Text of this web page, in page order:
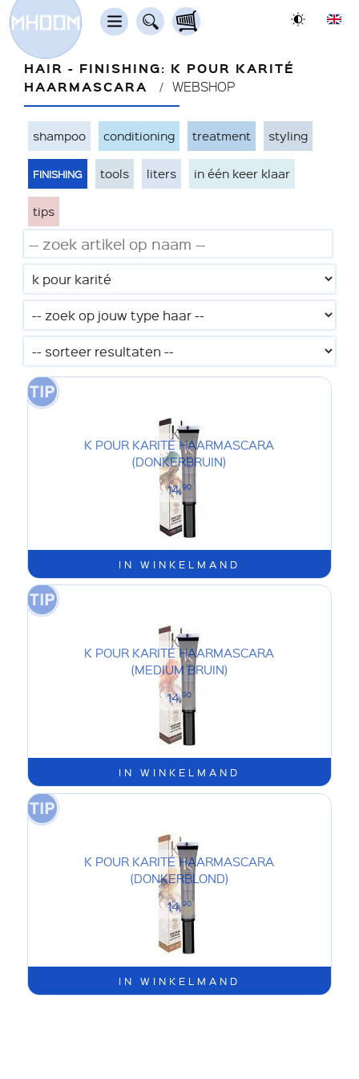
HAIR - FINISHING: K POUR KARITÉ
HAARMASCARA
WEBSHOP
shampoo conditioning treatment styling
finishing tools liters in één keer klaar
tips
IN WINKELMAND
K POUR KARITÉ HAARMASCARA
(DONKERBRUIN)
14,90
IN WINKELMAND
K POUR KARITÉ HAARMASCARA
(MEDIUM BRUIN)
14,90
IN WINKELMAND
K POUR KARITÉ HAARMASCARA
(DONKERBLOND)
14,90